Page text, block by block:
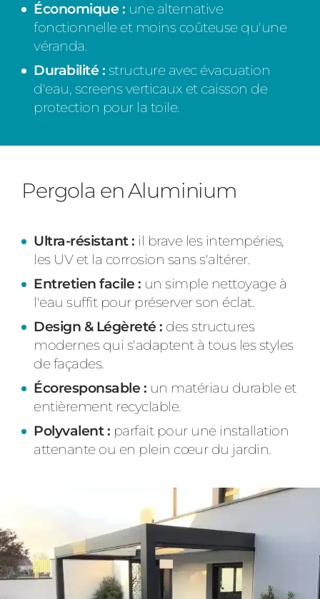
Économique : une alternative
fonctionnelle et moins coûteuse qu'une
véranda.
Durabilité : structure avec évacuation
d'eau, screens verticaux et caisson de
protection pour la toile.
Pergola en Aluminium
Ultra-résistant : il brave les intempéries,
les UV et la corrosion sans s'altérer.
Entretien facile : un simple nettoyage à
l'eau suffit pour préserver son éclat.
Design & Légèreté : des structures
modernes qui s'adaptent à tous les styles
de façades.
Écoresponsable : un matériau durable et
entièrement recyclable.
Polyvalent : parfait pour une installation
attenante ou en plein cœur du jardin.